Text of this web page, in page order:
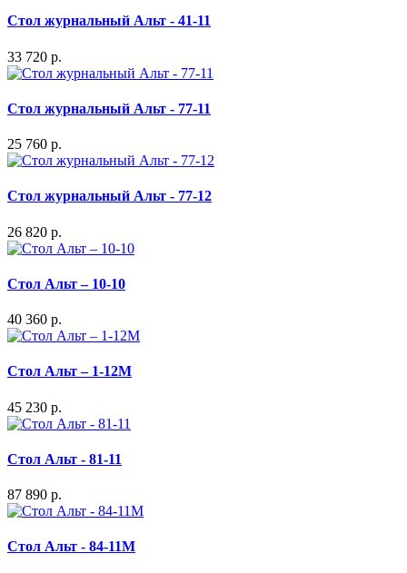
Стол журнальный Альт - 41-11
33 720 р.
Стол журнальный Альт - 77-11
25 760 р.
Стол журнальный Альт - 77-12
26 820 р.
Стол Альт – 10-10
40 360 р.
Стол Альт – 1-12М
45 230 р.
Стол Альт - 81-11
87 890 р.
Стол Альт - 84-11M